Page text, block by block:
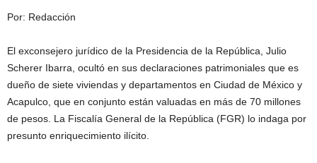
Por: Redacción
El exconsejero jurídico de la Presidencia de la República, Julio
Scherer Ibarra, ocultó en sus declaraciones patrimoniales que es
dueño de siete viviendas y departamentos en Ciudad de México y
Acapulco, que en conjunto están valuadas en más de 70 millones
de pesos. La Fiscalía General de la República (FGR) lo indaga por
presunto enriquecimiento ilícito.